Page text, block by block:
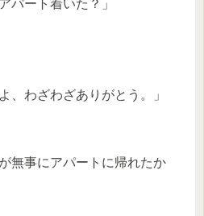
パート着いた？」
、わざわざありがとう。」
無事にアパートに帰れたか